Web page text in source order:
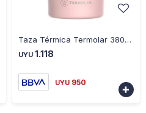
Taza Térmica Termolar 380ML Uniq - ROSA
UYU 1.118
UYU 950
